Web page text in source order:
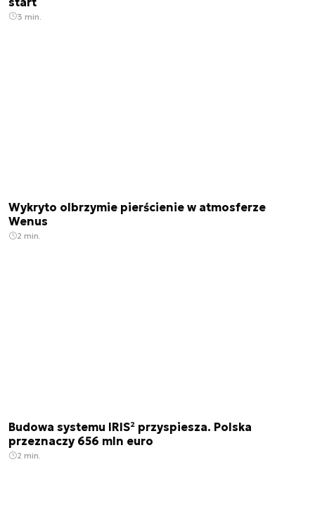
3 min.
Wykryto olbrzymie pierścienie w atmosferze
Wenus
2 min.
Budowa systemu IRIS² przyspiesza. Polska
przeznaczy 656 mln euro
2 min.